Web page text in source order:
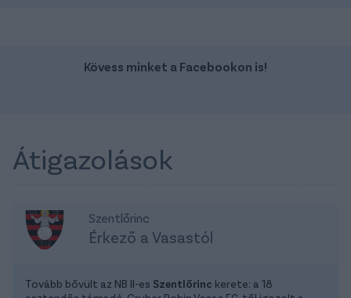
Kövess minket a Facebookon is!
Átigazolások
Szentlőrinc
Érkező a Vasastól
Tovább bővült az NB II-es Szentlőrinc kerete: a 18